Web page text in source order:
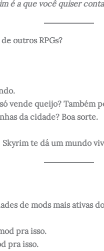
é a que você quiser
outros RPGs?
vende queijo? Também
da cidade? Boa sorte.
Skyrim te dá um mundo
de mods mais ativas
pra isso.
pra isso.